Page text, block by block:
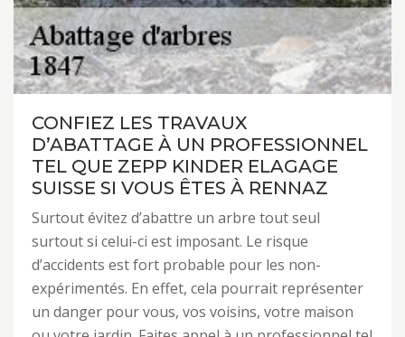
CONFIEZ LES TRAVAUX
D’ABATTAGE À UN PROFESSIONNEL
TEL QUE ZEPP KINDER ELAGAGE
SUISSE SI VOUS ÊTES À RENNAZ
Surtout évitez d’abattre un arbre tout seul
surtout si celui-ci est imposant. Le risque
d’accidents est fort probable pour les non-
expérimentés. En effet, cela pourrait représenter
un danger pour vous, vos voisins, votre maison